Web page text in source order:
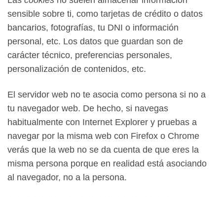
sensible sobre ti, como tarjetas de crédito o datos
bancarios, fotografías, tu DNI o información
personal, etc. Los datos que guardan son de
carácter técnico, preferencias personales,
personalización de contenidos, etc.
El servidor web no te asocia como persona si no a
tu navegador web. De hecho, si navegas
habitualmente con Internet Explorer y pruebas a
navegar por la misma web con Firefox o Chrome
verás que la web no se da cuenta de que eres la
misma persona porque en realidad está asociando
al navegador, no a la persona.